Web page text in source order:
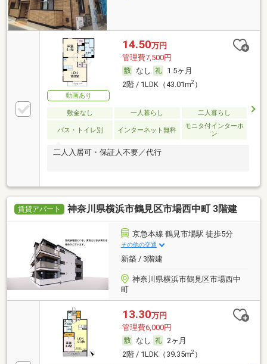
動画あり
14.50万円
管理費7,500円
なし
1.5ヶ月
2階 / 1LDK（43.01m2）
敷金なし 一人暮らし 二人暮らし
バス・トイレ別 インターネット無料
モニタ付インターホ
ン
二人入居可・保証人不要／代行
賃貸アパート 神奈川県横浜市鶴見区市場西中町 3階建
京急本線 鶴見市場駅 徒歩5分
その他の交通
新築 / 3階建
神奈川県横浜市鶴見区市場西中
町
13.30万円
管理費6,000円
なし
2ヶ月
2階 / 1LDK（39.35m2）